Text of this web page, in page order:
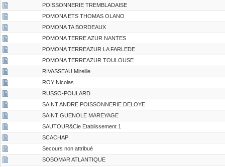
POISSONNERIE TREMBLADAISE
POMONA ETS THOMAS OLANO
POMONA TA BORDEAUX
POMONA TERRE AZUR NANTES
POMONA TERREAZUR LA FARLEDE
POMONA TERREAZUR TOULOUSE
RIVASSEAU Mireille
ROY Nicolas
RUSSO-POULARD
SAINT ANDRE POISSONNERIE DELOYE
SAINT GUENOLE MAREYAGE
SAUTOUR&Cie Etablissement 1
SCACHAP
Secours non attribué
SOBOMAR ATLANTIQUE